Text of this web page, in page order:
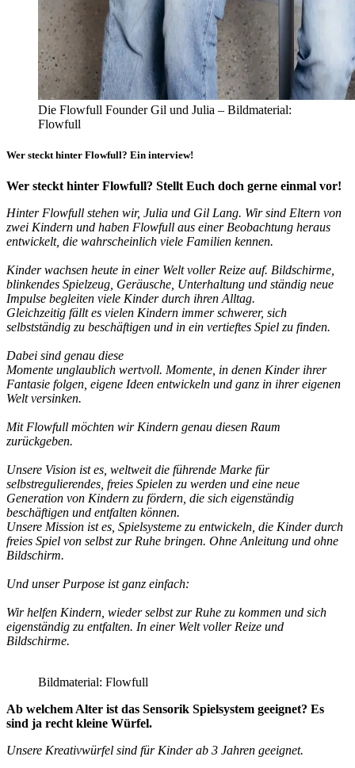
Die Flowfull Founder Gil und Julia – Bildmaterial:
Flowfull
Wer steckt hinter Flowfull? Ein interview!
Wer steckt hinter Flowfull? Stellt Euch doch gerne einmal vor!
Hinter Flowfull stehen wir, Julia und Gil Lang. Wir sind Eltern von
zwei Kindern und haben Flowfull aus einer Beobachtung heraus
entwickelt, die wahrscheinlich viele Familien kennen.
Kinder wachsen heute in einer Welt voller Reize auf. Bildschirme,
blinkendes Spielzeug, Geräusche, Unterhaltung und ständig neue
Impulse begleiten viele Kinder durch ihren Alltag.
Gleichzeitig fällt es vielen Kindern immer schwerer, sich
selbstständig zu beschäftigen und in ein vertieftes Spiel zu finden.
Dabei sind genau diese
Momente unglaublich wertvoll. Momente, in denen Kinder ihrer
Fantasie folgen, eigene Ideen entwickeln und ganz in ihrer eigenen
Welt versinken.
Mit Flowfull möchten wir Kindern genau diesen Raum
zurückgeben.
Unsere Vision ist es, weltweit die führende Marke für
selbstregulierendes, freies Spielen zu werden und eine neue
Generation von Kindern zu fördern, die sich eigenständig
beschäftigen und entfalten können.
Unsere Mission ist es, Spielsysteme zu entwickeln, die Kinder durch
freies Spiel von selbst zur Ruhe bringen. Ohne Anleitung und ohne
Bildschirm.
Und unser Purpose ist ganz einfach:
Wir helfen Kindern, wieder selbst zur Ruhe zu kommen und sich
eigenständig zu entfalten. In einer Welt voller Reize und
Bildschirme.
Bildmaterial: Flowfull
Ab welchem Alter ist das Sensorik Spielsystem geeignet? Es
sind ja recht kleine Würfel.
Unsere Kreativwürfel sind für Kinder ab 3 Jahren geeignet.